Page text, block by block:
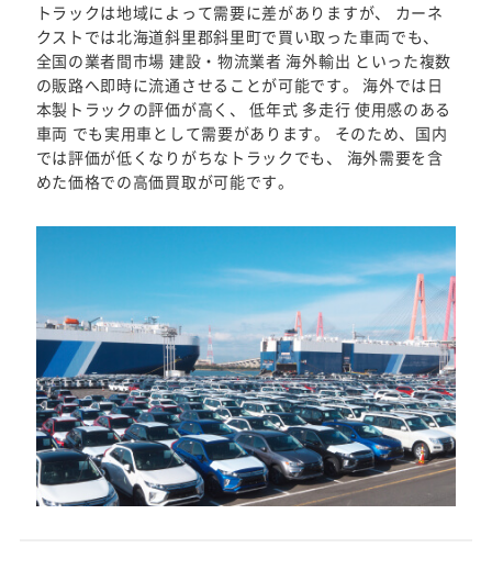
トラックは地域によって需要に差がありますが、 カーネ
クストでは北海道斜里郡斜里町で買い取った車両でも、
全国の業者間市場 建設・物流業者 海外輸出 といった複数
の販路へ即時に流通させることが可能です。 海外では日
本製トラックの評価が高く、 低年式 多走行 使用感のある
車両 でも実用車として需要があります。 そのため、国内
では評価が低くなりがちなトラックでも、 海外需要を含
めた価格での高価買取が可能です。